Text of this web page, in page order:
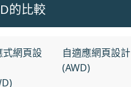
的比較
式網頁設
自適應網頁設計
(AWD)